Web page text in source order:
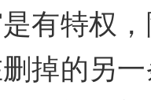
有特权
掉的另